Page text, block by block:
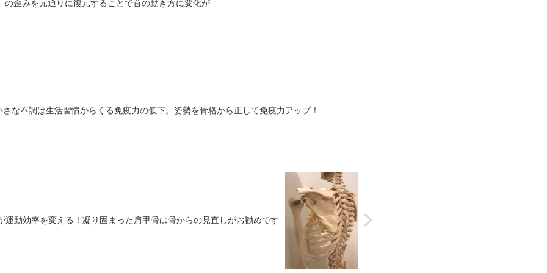
の歪みを元通りに復元することで首の動き方に変化が
さな不調は生活習慣からくる免疫力の低下。姿勢を骨格から正して免疫力アップ！
運動効率を変える！凝り固まった肩甲骨は骨からの見直しがお勧めです